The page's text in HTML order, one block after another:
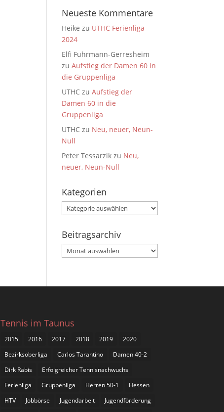
Neueste Kommentare
Heike zu UTHC Ferienliga
2024
Elfi Fuhrmann-Gerresheim
zuAufstieg der Damen 60 in
die Gruppenliga
UTHC zuAufstieg der
Damen 60 in die
Gruppenliga
UTHC zu Neu, neuer, Neun-
Null
Peter Tessarzik zu Neu,
neuer, Neun-Null
Kategorien
Kategorien
Beitragsarchiv
Beitragsarchiv
Tennis im Taunus
2015 2016 2017 2018 2019
2020
Bezirksoberliga
Carlos Tarantino
Damen 40-2
Dirk Rabis
Erfolgreicher Tennisnachwuchs
Ferienliga
Gruppenliga Herren 50-1
Hessen
HTV
Jobbörse Jugendarbeit
Jugendförderung